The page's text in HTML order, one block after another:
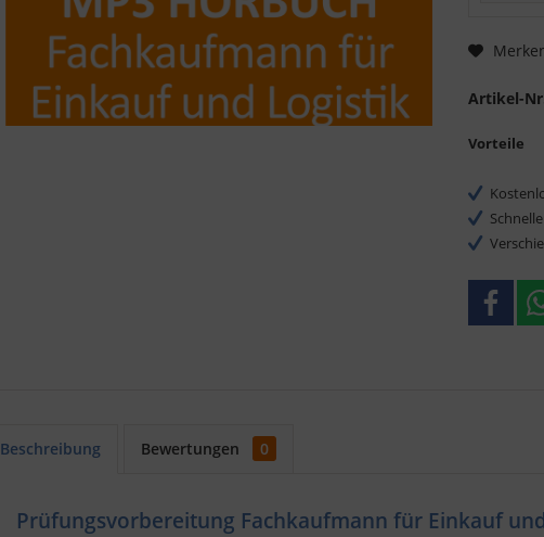
Artikel-
Vorteile
Beschreibung Bewertungen 0
Prüfungsvorbereitung Fachkaufmann für Einkauf